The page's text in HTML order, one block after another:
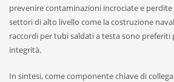
prevenire contaminazioni incrociate e perdite
settori di alto livello come la costruzione
raccordi per tubi saldati a testa sono preferiti
integrità.
In sintesi, come componente chiave di